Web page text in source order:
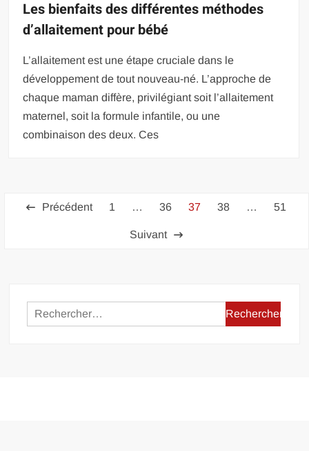
Les bienfaits des différentes méthodes
d’allaitement pour bébé
L’allaitement est une étape cruciale dans le
développement de tout nouveau-né. L’approche de
chaque maman diffère, privilégiant soit l’allaitement
maternel, soit la formule infantile, ou une
combinaison des deux. Ces
Pagination
Précédent 1 … 36 37 38 … 51
Suivant
Rechercher :